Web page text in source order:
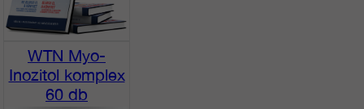
WTN Myo-
Inozitol komplex
60 db